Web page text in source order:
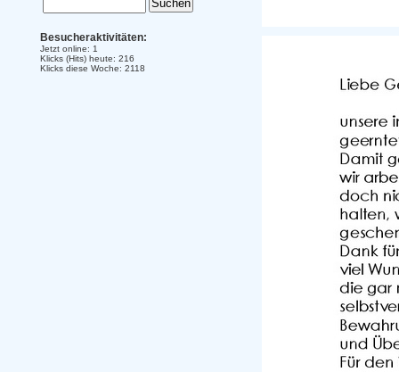
Besucheraktivitäten:
Jetzt online: 1
Klicks (Hits) heute: 216
Klicks diese Woche: 2118